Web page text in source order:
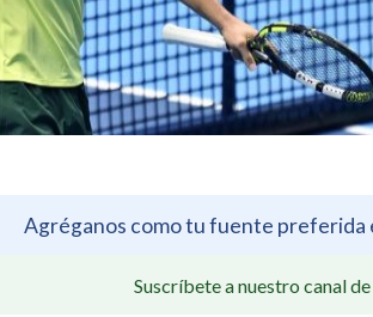
Agréganos como tu fuente preferida
Suscríbete a nuestro canal de